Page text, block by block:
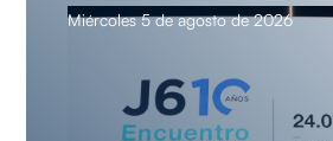
Miércoles 5 de agosto de 2026